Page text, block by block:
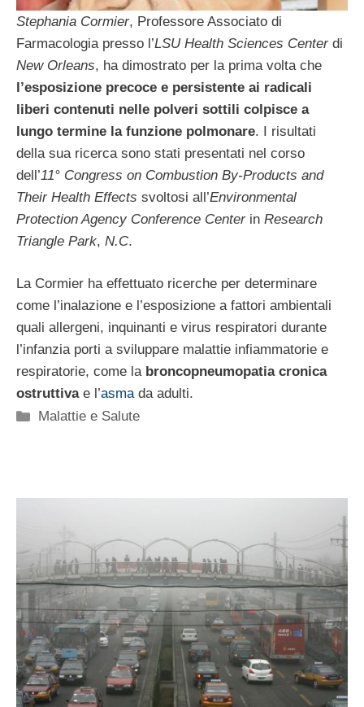
Stephania Cormier, Professore Associato di
Farmacologia presso l’LSU Health Sciences Centerdi
New Orleans, ha dimostrato per la prima volta che
l’esposizione precoce e persistente ai radicali
liberi contenuti nelle polveri sottili colpisce a
lungo termine la funzione polmonare. I risultati
della sua ricerca sono stati presentati nel corso
dell’11° Congress on Combustion By-Products and
Their Health Effects svoltosi all’Environmental
Protection Agency Conference Centerin Research
Triangle Park, N.C.
La Cormier ha effettuato ricerche per determinare
come l’inalazione e l’esposizione a fattori ambientali
quali allergeni, inquinanti e virus respiratori durante
l’infanzia porti a sviluppare malattie infiammatorie e
respiratorie, come la broncopneumopatia cronica
ostruttivae l’asmada adulti.
Categorie
Malattie e Salute